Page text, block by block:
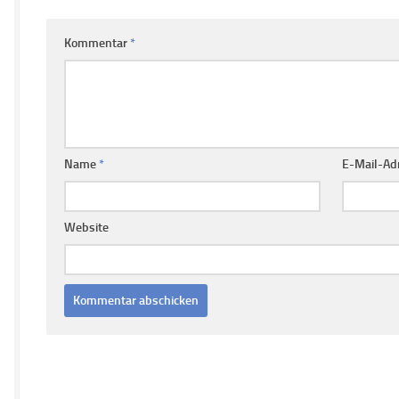
Kommentar *
Name * E-Mail-
Website